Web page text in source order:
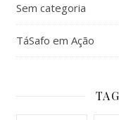
Sem categoria
TáSafo em Ação